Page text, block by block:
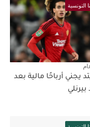
التونسية
يجني أرباحًا مالية بعد